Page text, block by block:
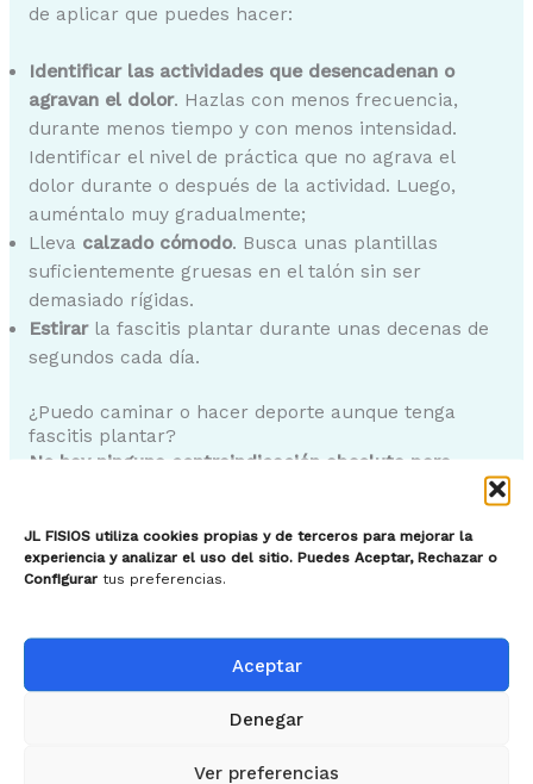
JL FISIOS utiliza cookies propias y de terceros para mejorar la
experiencia y analizar el uso del sitio. Puedes Aceptar, Rechazar o
Configurar tus preferencias.
Aceptar
Denegar
Ver preferencias
de aplicar que puedes hacer:
Identificar las actividades que desencadenan o
agravan el dolor. Hazlas con menos frecuencia,
durante menos tiempo y con menos intensidad.
Identificar el nivel de práctica que no agrava el
dolor durante o después de la actividad. Luego,
auméntalo muy gradualmente;
Lleva calzado cómodo. Busca unas plantillas
suficientemente gruesas en el talón sin ser
demasiado rígidas.
Estirarla fascitis plantar durante unas decenas de
segundos cada día.
¿Puedo caminar o hacer deporte aunque tenga
fascitis plantar?
No hay ninguna contraindicación absoluta para
cuando se tiene fascitis
de todas las actividades deportivas (caminar, correr,
ir de excursión, jugar al fútbol, etc.) acelerará el
Por el contrario, las actividades físicas y deportivas
tienen un impacto beneficioso en muchos
parámetros de salud física y mental. Por lo tanto,